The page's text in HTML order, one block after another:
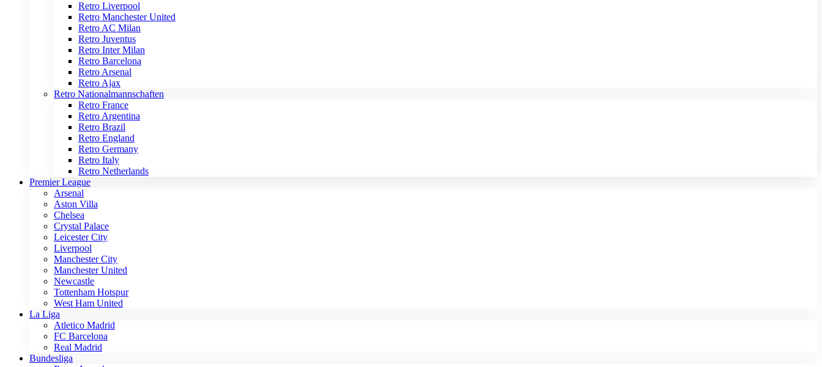
Retro Liverpool
Retro Manchester United
Retro AC Milan
Retro Juventus
Retro Inter Milan
Retro Barcelona
Retro Arsenal
Retro Ajax
Retro Nationalmannschaften
Retro France
Retro Argentina
Retro Brazil
Retro England
Retro Germany
Retro Italy
Retro Netherlands
Premier League
Arsenal
Aston Villa
Chelsea
Crystal Palace
Leicester City
Liverpool
Manchester City
Manchester United
Newcastle
Tottenham Hotspur
West Ham United
La Liga
Atletico Madrid
FC Barcelona
Real Madrid
Bundesliga